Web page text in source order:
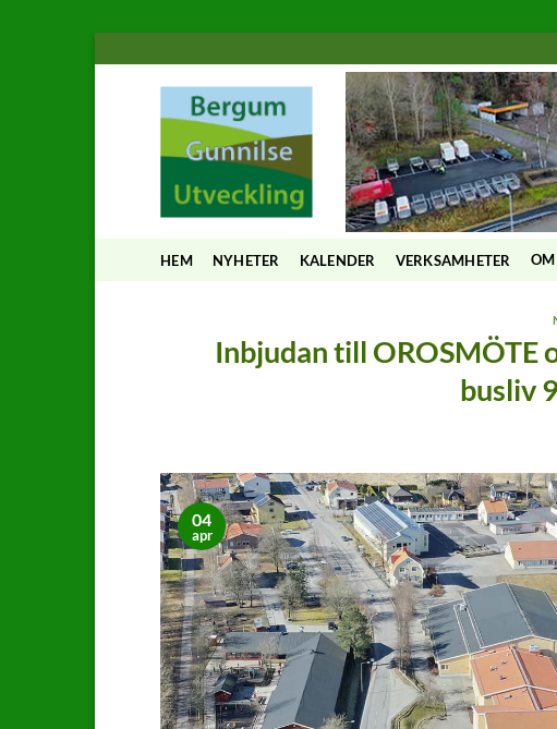
HEM NYHETER KALENDER VERKSAMHETER OM
Inbjudan till OROSMÖTE
busliv
04
apr